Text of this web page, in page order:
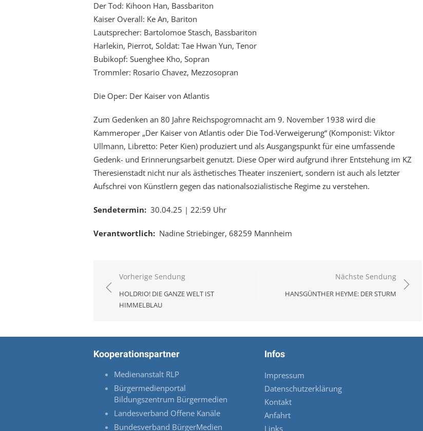
Der Tod: Kihoon Han, Bassbariton
Kaiser Overall: Ke An, Bariton
Lautsprecher: Bartolomoe Stasch, Bassbariton
Harlekin, Pierrot, Soldat: Tae Hwan Yun, Tenor
Bubikopf: Suenghee Kho, Sopran
Trommler: Rosario Chavez, Mezzosopran
Die Oper: Der Kaiser von Atlantis
Zum Gedenken an 80 Jahre Reichspogromnacht am 9. November 1938 wird die
Kammeroper „Der Kaiser von Atlantis oder Die Tod-Verweigerung“ (Komponist: Viktor
Ullmann, Libretto: Peter Kien) produziert und als Ausgangspunkt für eine umfassende
Gedenk- und Erinnerungsarbeit genutzt. Diese Oper wird aufgrund ihrer Entstehung im KZ
Theresienstadt nicht nur als ästhetisches Theater inszeniert, sondern ist auch als letzter
Aufschrei von Künstlern gegen das nationalsozialistische Regime zu verstehen.
Sendetermin: 30.04.25 | 22:59 Uhr
Verantwortlich: Nadine Striebinger, 68259 Mannheim
Beitragsnavigation
Vorherige Sendung
HOLDRIO! DIE GANZE WELT IST
HIMMELBLAU
Nächste Sendung
HANSGÜNTHER HEYME: DER STURM
Kooperationspartner
Medienanstalt RLP
Bürgermedienportal
Bildungszentrum Bürgermedien
Landesverband Offene Kanäle
Bundesverband BürgerMedien
Infos
Impressum
Datenschutzerklärung
Kontakt
Anfahrt
Links